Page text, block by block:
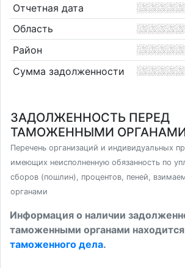
Отчетная дата
Область
Район
Сумма задолженности
ЗАДОЛЖЕННОСТЬ ПЕРЕД
ТАМОЖЕННЫМИ
Перечень организаций и индивидуальных
имеющих неисполненную обязанность по
сборов (пошлин), процентов, пеней,
органами
Информация о наличии
таможенными органами
таможенного дела.